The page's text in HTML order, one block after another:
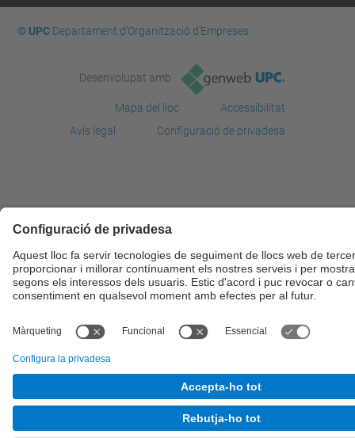
© UPCDepartament d’Organització d’Empreses
Desenvolupat amb
Mapa del lloc
Accessibilitat
Avís legal
Configuració de privadesa